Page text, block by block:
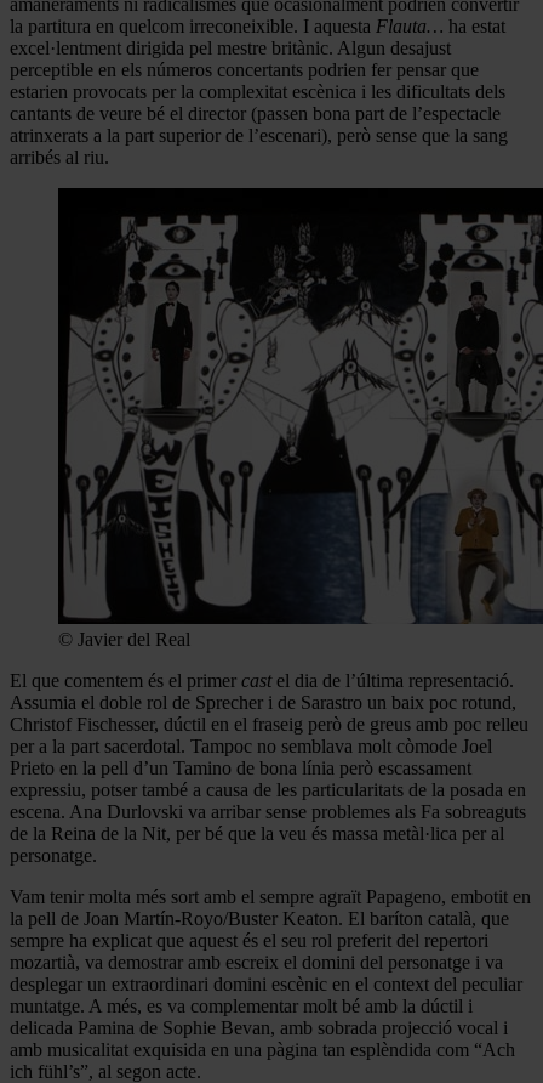
la partitura en quelcom irreconeixible. I aquesta Flauta… ha estat
excel·lentment dirigida pel mestre britànic. Algun desajust
perceptible en els números concertants podrien fer pensar que
estarien provocats per la complexitat escènica i les dificultats dels
cantants de veure bé el director (passen bona part de l’espectacle
atrinxerats a la part superior de l’escenari), però sense que la sang
arribés al riu.
© Javier del Real
El que comentem és el primer castel dia de l’última representació.
Assumia el doble rol de Sprecher i de Sarastro un baix poc rotund,
Christof Fischesser, dúctil en el fraseig però de greus amb poc relleu
per a la part sacerdotal. Tampoc no semblava molt còmode Joel
Prieto en la pell d’un Tamino de bona línia però escassament
expressiu, potser també a causa de les particularitats de la posada en
escena. Ana Durlovski va arribar sense problemes als Fa sobreaguts
de la Reina de la Nit, per bé que la veu és massa metàl·lica per al
personatge.
Vam tenir molta més sort amb el sempre agraït Papageno, embotit en
la pell de Joan Martín-Royo/Buster Keaton. El baríton català, que
sempre ha explicat que aquest és el seu rol preferit del repertori
mozartià, va demostrar amb escreix el domini del personatge i va
desplegar un extraordinari domini escènic en el context del peculiar
muntatge. A més, es va complementar molt bé amb la dúctil i
delicada Pamina de Sophie Bevan, amb sobrada projecció vocal i
amb musicalitat exquisida en una pàgina tan esplèndida com “Ach
ich fühl’s”, al segon acte.